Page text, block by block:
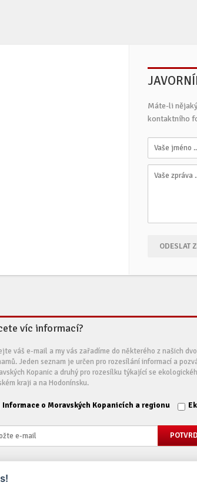
Máte-li
kontaktního
ODESLAT
víc informací?
váš e-mail a my vás zařadíme do některého z našich
Jeden seznam je určen pro rozesílání informací a
Kopanic a druhý pro rozesílku týkající se
kraji a na Hodonínsku.
Informace o Moravských Kopanicích a regionu